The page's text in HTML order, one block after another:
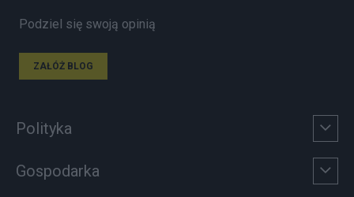
Podziel się swoją opinią
ZAŁÓŻ BLOG
Polityka
Gospodarka